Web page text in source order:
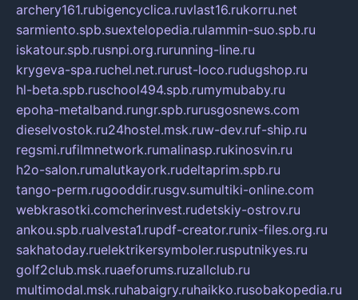
archery161.rubigencyclica.ruvlast16.rukorru.net
sarmiento.spb.suextelopedia.rulammin-suo.spb.ru
iskatour.spb.rusnpi.org.rurunning-line.ru
krygeva-spa.ruchel.net.rurust-loco.rudugshop.ru
hl-beta.spb.ruschool494.spb.rumymubaby.ru
epoha-metalband.rungr.spb.rurusgosnews.com
dieselvostok.ru24hostel.msk.ruw-dev.ruf-ship.ru
regsmi.rufilmnetwork.rumalinasp.rukinosvin.ru
h2o-salon.rumalutkayork.rudeltaprim.spb.ru
tango-perm.rugooddir.rusgv.sumultiki-online.com
webkrasotki.comcherinvest.rudetskiy-ostrov.ru
ankou.spb.rualvesta1.rupdf-creator.runix-files.org.ru
sakhatoday.ruelektrikersymboler.rusputnikyes.ru
golf2club.msk.ruaeforums.ruzallclub.ru
multimodal.msk.ruhabaigry.ruhaikko.rusobakopedia.ru